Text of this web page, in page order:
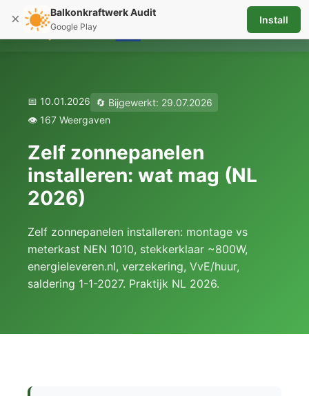
☰
📅 10.01.2026
🔄 Bijgewerkt: 29.07.2026
👁️ 167 Weergaven
Zelf zonnepanelen
installeren: wat mag (NL
2026)
Zelf zonnepanelen installeren: montage vs
meterkast NEN 1010, stekkerklaar ~800W,
energieleveren.nl, verzekering, VvE/huur,
saldering 1-1-2027. Praktijk NL 2026.
× Balkonkraftwerk Audit
Google Play
Install